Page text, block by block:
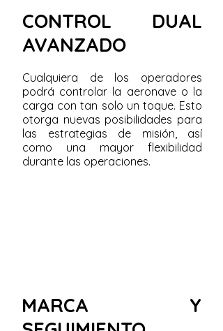
CONTROL DUAL
AVANZADO
Cualquiera de los operadores
podrá controlar la aeronave o la
carga con tan solo un toque. Esto
otorga nuevas posibilidades para
las estrategias de misión, así
como una mayor flexibilidad
durante las operaciones.
MARCA Y